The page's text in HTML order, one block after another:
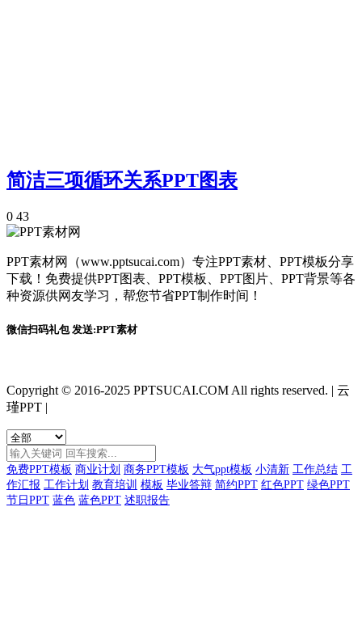
简洁三项循环关系PPT图表
0 43
PPT素材网（www.pptsucai.com）专注PPT素材、PPT模板分享
下载！免费提供PPT图表、PPT模板、PPT图片、PPT背景等各
种资源供网友学习，帮您节省PPT制作时间！
微信扫码礼包 发送:PPT素材
Copyright © 2016-2025 PPTSUCAI.COM All rights reserved. | 云
瑾PPT |
免费PPT模板 商业计划 商务PPT模板 大气ppt模板 小清新 工作总结 工
作汇报 工作计划 教育培训 模板 毕业答辩 简约PPT 红色PPT 绿色PPT
节日PPT 蓝色 蓝色PPT 述职报告